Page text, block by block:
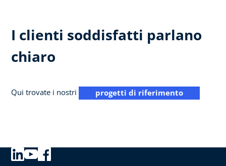
I clienti soddisfatti parlano
chiaro
Qui trovate i nostri progetti di riferimento